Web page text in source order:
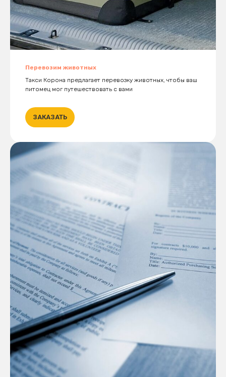
Перевозим животных
Такси Корона предлагает перевозку животных, чтобы ваш
питомец мог путешествовать с вами
ЗАКАЗАТЬ